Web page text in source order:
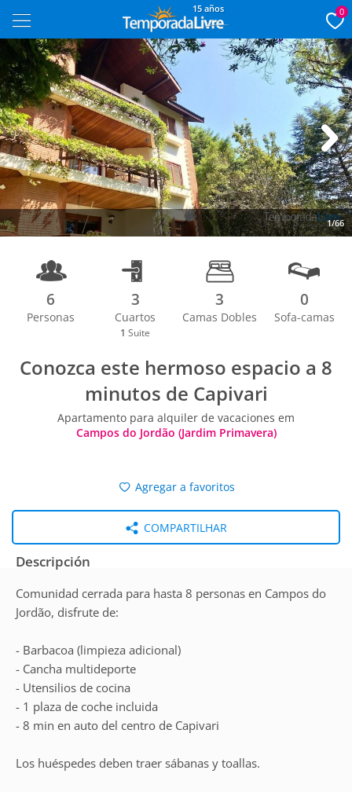
15 años 0
1/66
Next
6
Personas
3
Cuartos
1 Suite
3
Camas Dobles
0
Sofa-camas
Conozca este hermoso espacio a 8
minutos de Capivari
Apartamento para alquiler de vacaciones em
Campos do Jordão (Jardim Primavera)
Agregar a favoritos
COMPARTILHAR
Descripción
Comunidad cerrada para hasta 8 personas en Campos do
Jordão, disfrute de:
- Barbacoa (limpieza adicional)
- Cancha multideporte
- Utensilios de cocina
- 1 plaza de coche incluida
- 8 min en auto del centro de Capivari
Los huéspedes deben traer sábanas y toallas.